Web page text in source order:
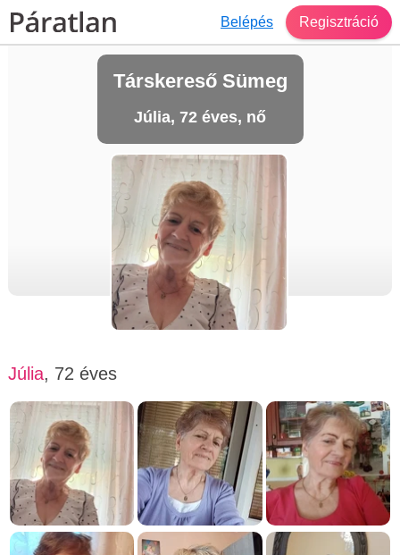
Belépés Regisztráció
Társkereső Sümeg
Júlia, 72 éves, nő
Júlia, 72 éves